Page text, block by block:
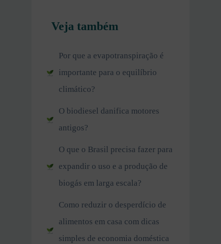
Veja também
Por que a evapotranspiração é
importante para o equilíbrio
climático?
O biodiesel danifica motores
antigos?
O que o Brasil precisa fazer para
expandir o uso e a produção de
biogás em larga escala?
Como reduzir o desperdício de
alimentos em casa com dicas
simples de economia doméstica